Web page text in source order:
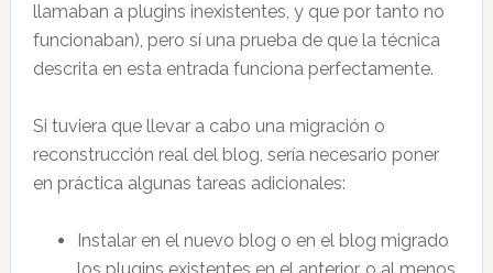
llamaban a plugins inexistentes, y que por tanto no
funcionaban), pero sí una prueba de que la técnica
descrita en esta entrada funciona perfectamente.
Si tuviera que llevar a cabo una migración o
reconstrucción real del blog, sería necesario poner
en práctica algunas tareas adicionales:
Instalar en el nuevo blog o en el blog migrado